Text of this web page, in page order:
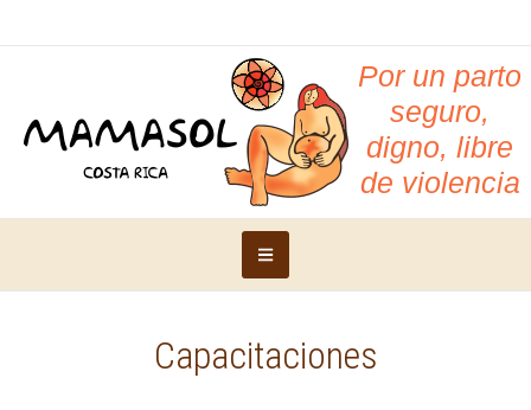
Por un parto
seguro,
digno, libre
de violencia
Capacitaciones